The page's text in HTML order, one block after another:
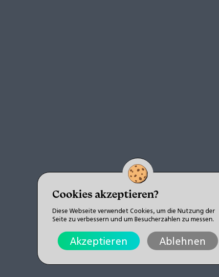
Cookies akzeptieren?
Diese Webseite verwendet Cookies, um die Nutzung der
Seite zu verbessern und um Besucherzahlen zu messen.
Akzeptieren Ablehnen